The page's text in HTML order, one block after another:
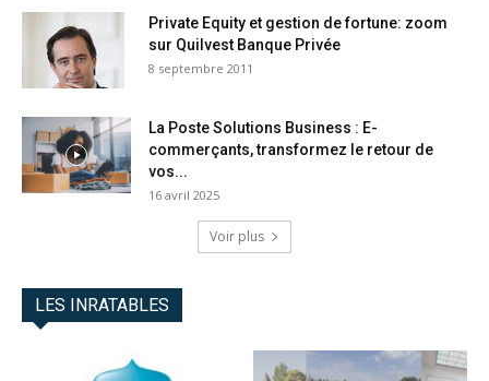
Private Equity et gestion de fortune: zoom
sur Quilvest Banque Privée
8 septembre 2011
La Poste Solutions Business : E-
commerçants, transformez le retour de
vos...
16 avril 2025
Voir plus
LES INRATABLES